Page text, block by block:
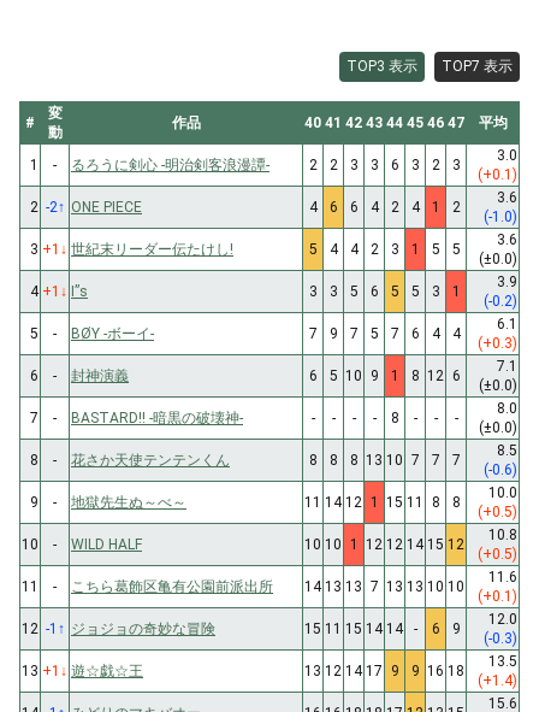
TOP3 表示 TOP7 表示
#
変
動
作品 40 41 42 43 44 45 46 47 平均
1 - るろうに剣心 -明治剣客浪漫譚- 2 2 3 3 6 3 2 3
3.0
(+0.1)
2 -2↑ ONE PIECE 4 6 6 4 2 4 1 2
3.6
(-1.0)
3 +1 ↓ 世紀末リーダー伝たけし! 5 4 4 2 3 1 5 5
3.6
(±0.0)
4 +1 ↓ I”s 3 3 5 6 5 5 3 1
3.9
(-0.2)
5
- BØY -ボーイ- 7 9 7 5 7 6 4 4
6.1
(+0.3)
6
- 封神演義 6 5 10 9 1 8 12 6
7.1
(±0.0)
7
- BASTARD!! -暗黒の破壊神- - - - - 8 - - -
8.0
(±0.0)
8
- 花さか天使テンテンくん 8 8 8 13 10 7 7 7
8.5
(-0.6)
9
- 地獄先生ぬ～べ～ 11 14 12 1 15 11 8 8
10.0
(+0.5)
10
- WILD HALF 10 10 1 12 12 14 15 12
10.8
(+0.5)
11
- こちら葛飾区亀有公園前派出所 14 13 13 7 13 13 10 10
11.6
(+0.1)
12 -1 ↑ ジョジョの奇妙な冒険 15 11 15 14 14 - 6 9
12.0
(-0.3)
13 +1 ↓ 遊☆戯☆王 13 12 14 17 9 9 16 18
13.5
(+1.4)
15.6